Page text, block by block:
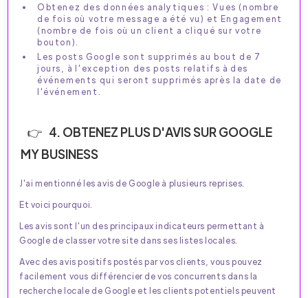
Obtenez des données analytiques : Vues (nombre
de fois où votre message a été vu) et Engagement
(nombre de fois où un client a cliqué sur votre
bouton).
Les posts Google sont supprimés au bout de 7
jours, à l'exception des posts relatifs à des
événements qui seront supprimés après la date de
l'événement.
4. OBTENEZ PLUS D'AVIS SUR GOOGLE
MY BUSINESS
J'ai mentionné les avis de Google à plusieurs reprises.
Et voici pourquoi.
Les avis sont l'un des principaux indicateurs permettant à
Google de classer votre site dans ses listes locales.
Avec des avis positifs postés par vos clients, vous pouvez
facilement vous différencier de vos concurrents dans la
recherche locale de Google et les clients potentiels peuvent